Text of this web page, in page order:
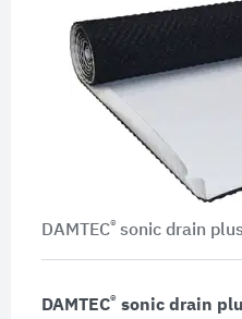
DAMTEC® sonic drain plus
DAMTEC® sonic drain